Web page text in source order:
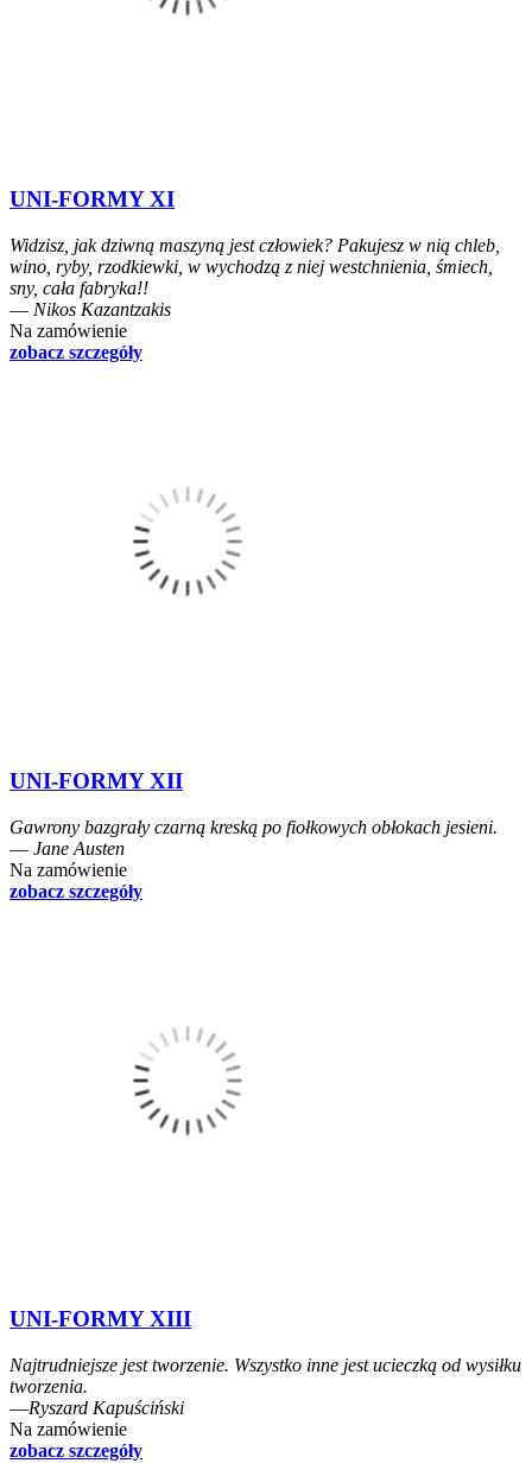
UNI-FORMY XI
Widzisz, jak dziwną maszyną jest człowiek? Pakujesz w nią chleb,
wino, ryby, rzodkiewki, w wychodzą z niej westchnienia, śmiech,
sny, cała fabryka!!
― Nikos Kazantzakis
Na zamówienie
zobacz szczegóły
UNI-FORMY XII
Gawrony bazgrały czarną kreską po fiołkowych obłokach jesieni.
― Jane Austen
Na zamówienie
zobacz szczegóły
UNI-FORMY XIII
Najtrudniejsze jest tworzenie. Wszystko inne jest ucieczką od wysiłku
tworzenia.
―Ryszard Kapuściński
Na zamówienie
zobacz szczegóły